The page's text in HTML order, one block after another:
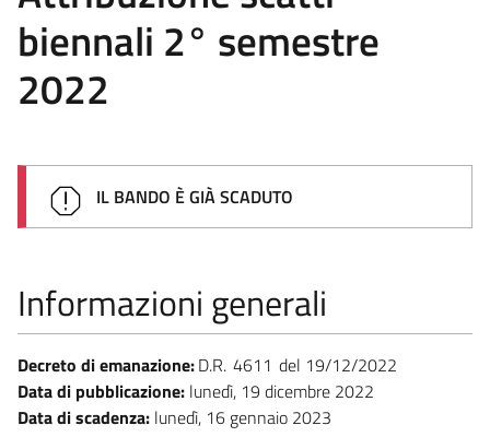
biennali 2° semestre
2022
IL BANDO È GIÀ SCADUTO
Informazioni generali
Decreto di emanazione:D.R. 4611
19/12/2022
Data di pubblicazione: lunedì, 19 dicembre 2022
Data di scadenza: lunedì, 16 gennaio 2023